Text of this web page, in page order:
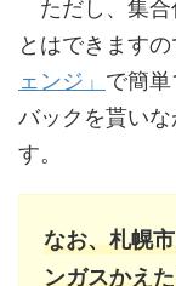
とはできますの
ェンジ」 で簡
バックを貰い
す。
なお、札幌
ンガスかえ